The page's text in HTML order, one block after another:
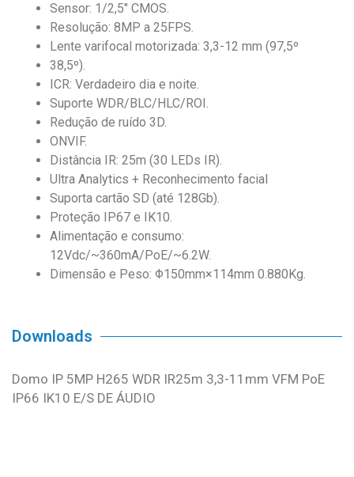
Sensor: 1/2,5″ CMOS.
Resolução: 8MP a 25FPS.
Lente varifocal motorizada: 3,3-12 mm (97,5º
38,5º).
ICR: Verdadeiro dia e noite.
Suporte WDR/BLC/HLC/ROI.
Redução de ruído 3D.
ONVIF.
Distância IR: 25m (30 LEDs IR).
Ultra Analytics + Reconhecimento facial
Suporta cartão SD (até 128Gb).
Proteção IP67 e IK10.
Alimentação e consumo:
12Vdc/~360mA/PoE/~6.2W.
Dimensão e Peso: Φ150mm×114mm 0.880Kg.
Downloads
Domo IP 5MP H265 WDR IR25m 3,3-11mm VFM PoE
IP66 IK10 E/S DE ÁUDIO